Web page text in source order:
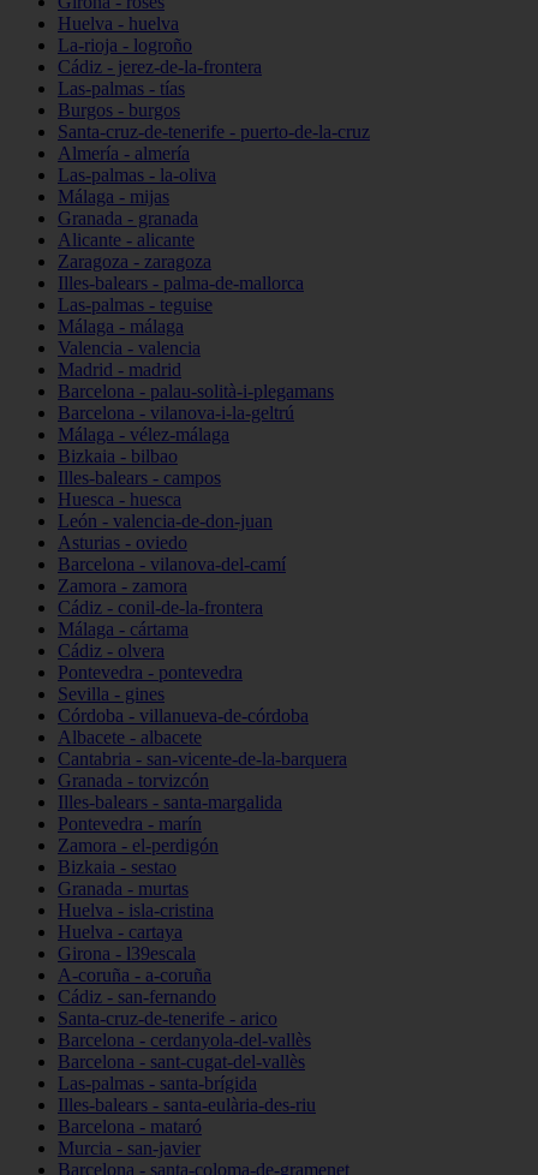
Huelva - huelva
La-rioja - logroño
Cádiz - jerez-de-la-frontera
Las-palmas - tías
Burgos - burgos
Santa-cruz-de-tenerife - puerto-de-la-cruz
Almería - almería
Las-palmas - la-oliva
Málaga - mijas
Granada - granada
Alicante - alicante
Zaragoza - zaragoza
Illes-balears - palma-de-mallorca
Las-palmas - teguise
Málaga - málaga
Valencia - valencia
Madrid - madrid
Barcelona - palau-solità-i-plegamans
Barcelona - vilanova-i-la-geltrú
Málaga - vélez-málaga
Bizkaia - bilbao
Illes-balears - campos
Huesca - huesca
León - valencia-de-don-juan
Asturias - oviedo
Barcelona - vilanova-del-camí
Zamora - zamora
Cádiz - conil-de-la-frontera
Málaga - cártama
Cádiz - olvera
Pontevedra - pontevedra
Sevilla - gines
Córdoba - villanueva-de-córdoba
Albacete - albacete
Cantabria - san-vicente-de-la-barquera
Granada - torvizcón
Illes-balears - santa-margalida
Pontevedra - marín
Zamora - el-perdigón
Bizkaia - sestao
Granada - murtas
Huelva - isla-cristina
Huelva - cartaya
Girona - l39escala
A-coruña - a-coruña
Cádiz - san-fernando
Santa-cruz-de-tenerife - arico
Barcelona - cerdanyola-del-vallès
Barcelona - sant-cugat-del-vallès
Las-palmas - santa-brígida
Illes-balears - santa-eulària-des-riu
Barcelona - mataró
Murcia - san-javier
Barcelona - santa-coloma-de-gramenet